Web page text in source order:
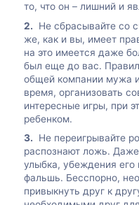
то, что он – лишний и
Не сбрасывайте со
же, как и вы, имеет
на это имеется даже
был еще до вас.
общей компании мужа
время, организовать
интересные игры, при
ребенком.
Не переигрывайте
распознают ложь.
улыбка, убеждения
фальшь. Бесспорно,
привыкнуть друг к